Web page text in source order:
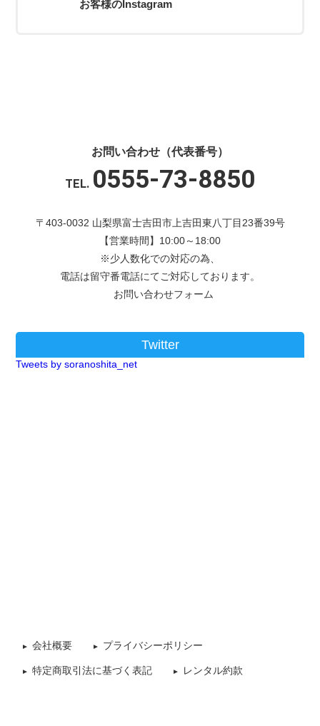
お客様のInstagram
お問い合わせ（代表番号）
TEL. 0555-73-8850
〒403-0032 山梨県富士吉田市上吉田東八丁目23番39号
【営業時間】10:00～18:00
※少人数化での対応の為、
電話は留守番電話にてご対応しております。
お問い合わせフォーム
Twitter
Tweets by soranoshita_net
会社概要 プライバシーポリシー
特定商取引法に基づく表記 レンタル約款